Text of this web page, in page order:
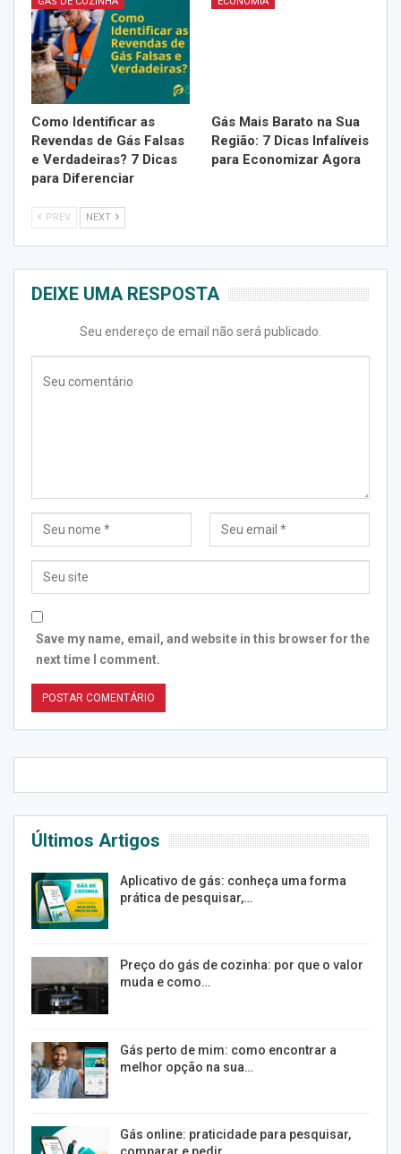
Como Identificar as
Revendas de Gás Falsas
e Verdadeiras? 7 Dicas
para Diferenciar
Gás Mais Barato na Sua
Região: 7 Dicas Infalíveis
para Economizar Agora
PREV NEXT
DEIXE UMA RESPOSTA
Seu endereço de email não será publicado.
Save my name, email, and website in this browser for the
next time I comment.
Últimos Artigos
Aplicativo de gás: conheça uma forma
prática de pesquisar,…
Preço do gás de cozinha: por que o valor
muda e como…
Gás perto de mim: como encontrar a
melhor opção na sua…
Gás online: praticidade para pesquisar,